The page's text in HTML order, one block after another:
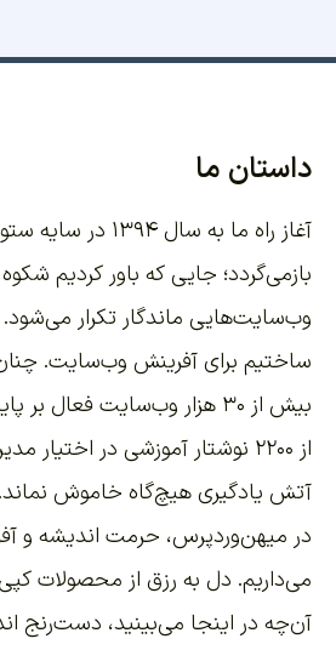
داستان ما
آغاز راه ما به
بازمی‌گردد؛ جایی که باور کردیم
وب‌سایت‌هایی ماندگار تکرار می‌شود.
ساختیم برای آفرینش وب‌سایت.
بیش از ۳۰ هزار وب‌سایت فعال
از ۲۲۰۰
نوشتار آموزشی در اختیار
آتش یادگیری هیچ‌گاه خاموش نماند.
در میهن‌وردپرس، حرمت اندیشه و
می‌داریم. دل به رزق از محصولات
آن‌چه در اینجا می‌بینید، دست‌رنج